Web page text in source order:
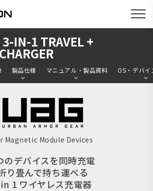
3-IN-1 TRAVEL +
製品仕様 マニュアル・製品資料 OS・デバイ
Magnetic Module Devices
のデバイスを同時充電
り畳んで持ち運べる
1 ワイヤレス充電器